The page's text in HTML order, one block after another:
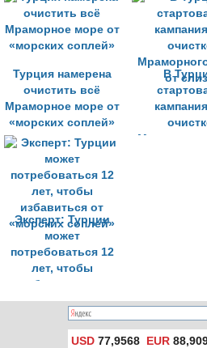
судов в
Дарданеллах
Турция намерена
очистить всё
Мраморное море от
«морских соплей»
В
Эксперт: Турции
может
потребоваться 12
лет, чтобы
избавиться от
«морских соплей»
USD 77,9568 EUR